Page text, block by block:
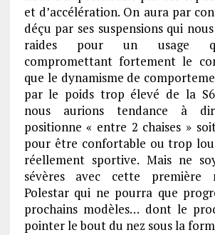
et d’accélération. On aura par
déçu par ses suspensions qui
raides pour un usage
compromettant fortement le
que le dynamisme de
par le poids trop élevé de la
nous aurions tendance à
positionne « entre 2 chaises »
pour être confortable ou trop
réellement sportive. Mais ne
sévères avec cette première
Polestar qui ne pourra que
prochains modèles… dont le
pointer le bout du nez sous la